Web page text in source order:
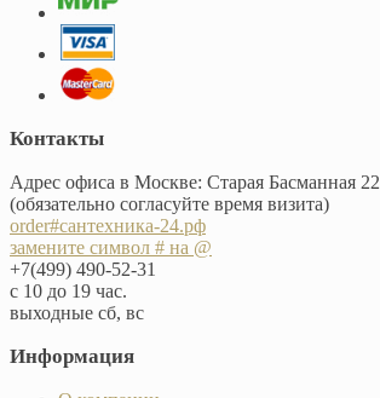
Контакты
Адрес офиса в Москве: Старая Басманная 22
(обязательно согласуйте время визита)
order#сантехника-24.рф
замените символ # на @
+7(499) 490-52-31
с 10 до 19 час.
выходные сб, вс
Информация